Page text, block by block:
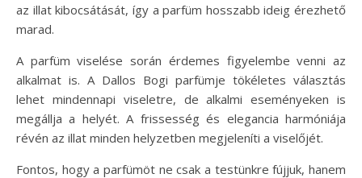
az illat kibocsátását, így a parfüm hosszabb ideig érezhető
marad.
A parfüm viselése során érdemes figyelembe venni az
alkalmat is. A Dallos Bogi parfümje tökéletes választás
lehet mindennapi viseletre, de alkalmi eseményeken is
megállja a helyét. A frissesség és elegancia harmóniája
révén az illat minden helyzetben megjeleníti a viselőjét.
Fontos, hogy a parfümöt ne csak a testünkre fújjuk, hanem